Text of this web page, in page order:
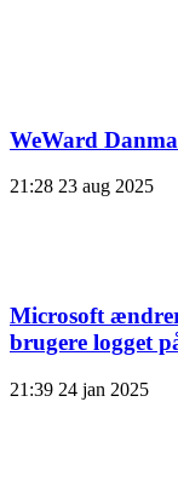
WeWard
21:28 23 aug 2025
Microsoft
brugere logget
21:39 24 jan 2025